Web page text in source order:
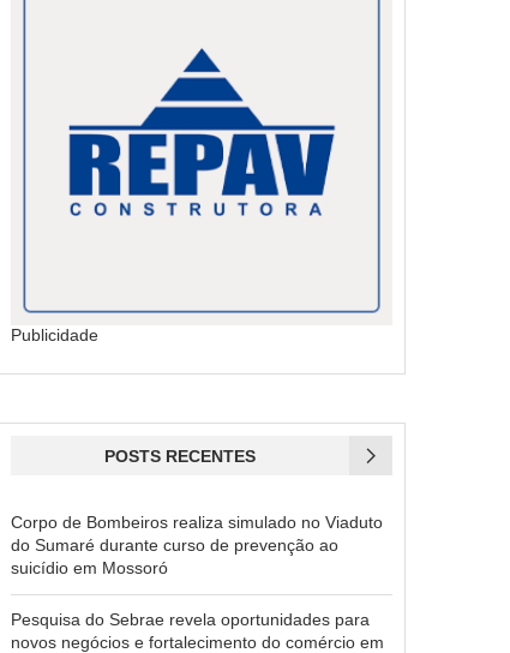
Publicidade
POSTS RECENTES
Corpo de Bombeiros realiza simulado no Viaduto
do Sumaré durante curso de prevenção ao
suicídio em Mossoró
Pesquisa do Sebrae revela oportunidades para
novos negócios e fortalecimento do comércio em